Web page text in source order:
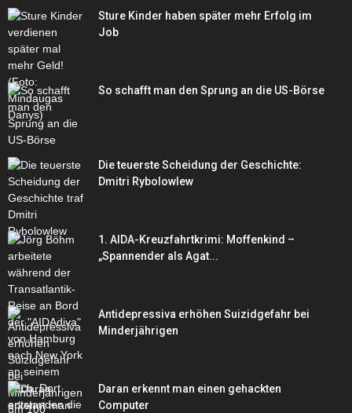
Sture Kinder haben später mehr Erfolg im
Job
So schafft man den Sprung an die US-Börse
Die teuerste Scheidung der Geschichte:
Dmitri Rybolowlew
1. AIDA-Kreuzfahrtkrimi: Moffenkind –
„Spannender als Agat...
Antidepressiva erhöhen Suizidgefahr bei
Minderjährigen
Daran erkennt man einen gehackten
Computer